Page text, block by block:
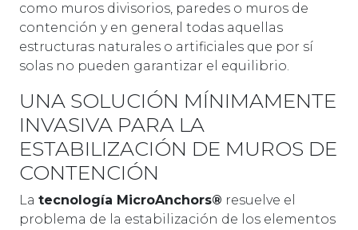
como muros divisorios, paredes o muros de
contención y en general todas aquellas
estructuras naturales o artificiales que por sí
solas no pueden garantizar el equilibrio.
UNA SOLUCIÓN MÍNIMAMENTE
INVASIVA PARA LA
ESTABILIZACIÓN DE MUROS DE
CONTENCIÓN
La tecnología MicroAnchors® resuelve el
problema de la estabilización de los elementos